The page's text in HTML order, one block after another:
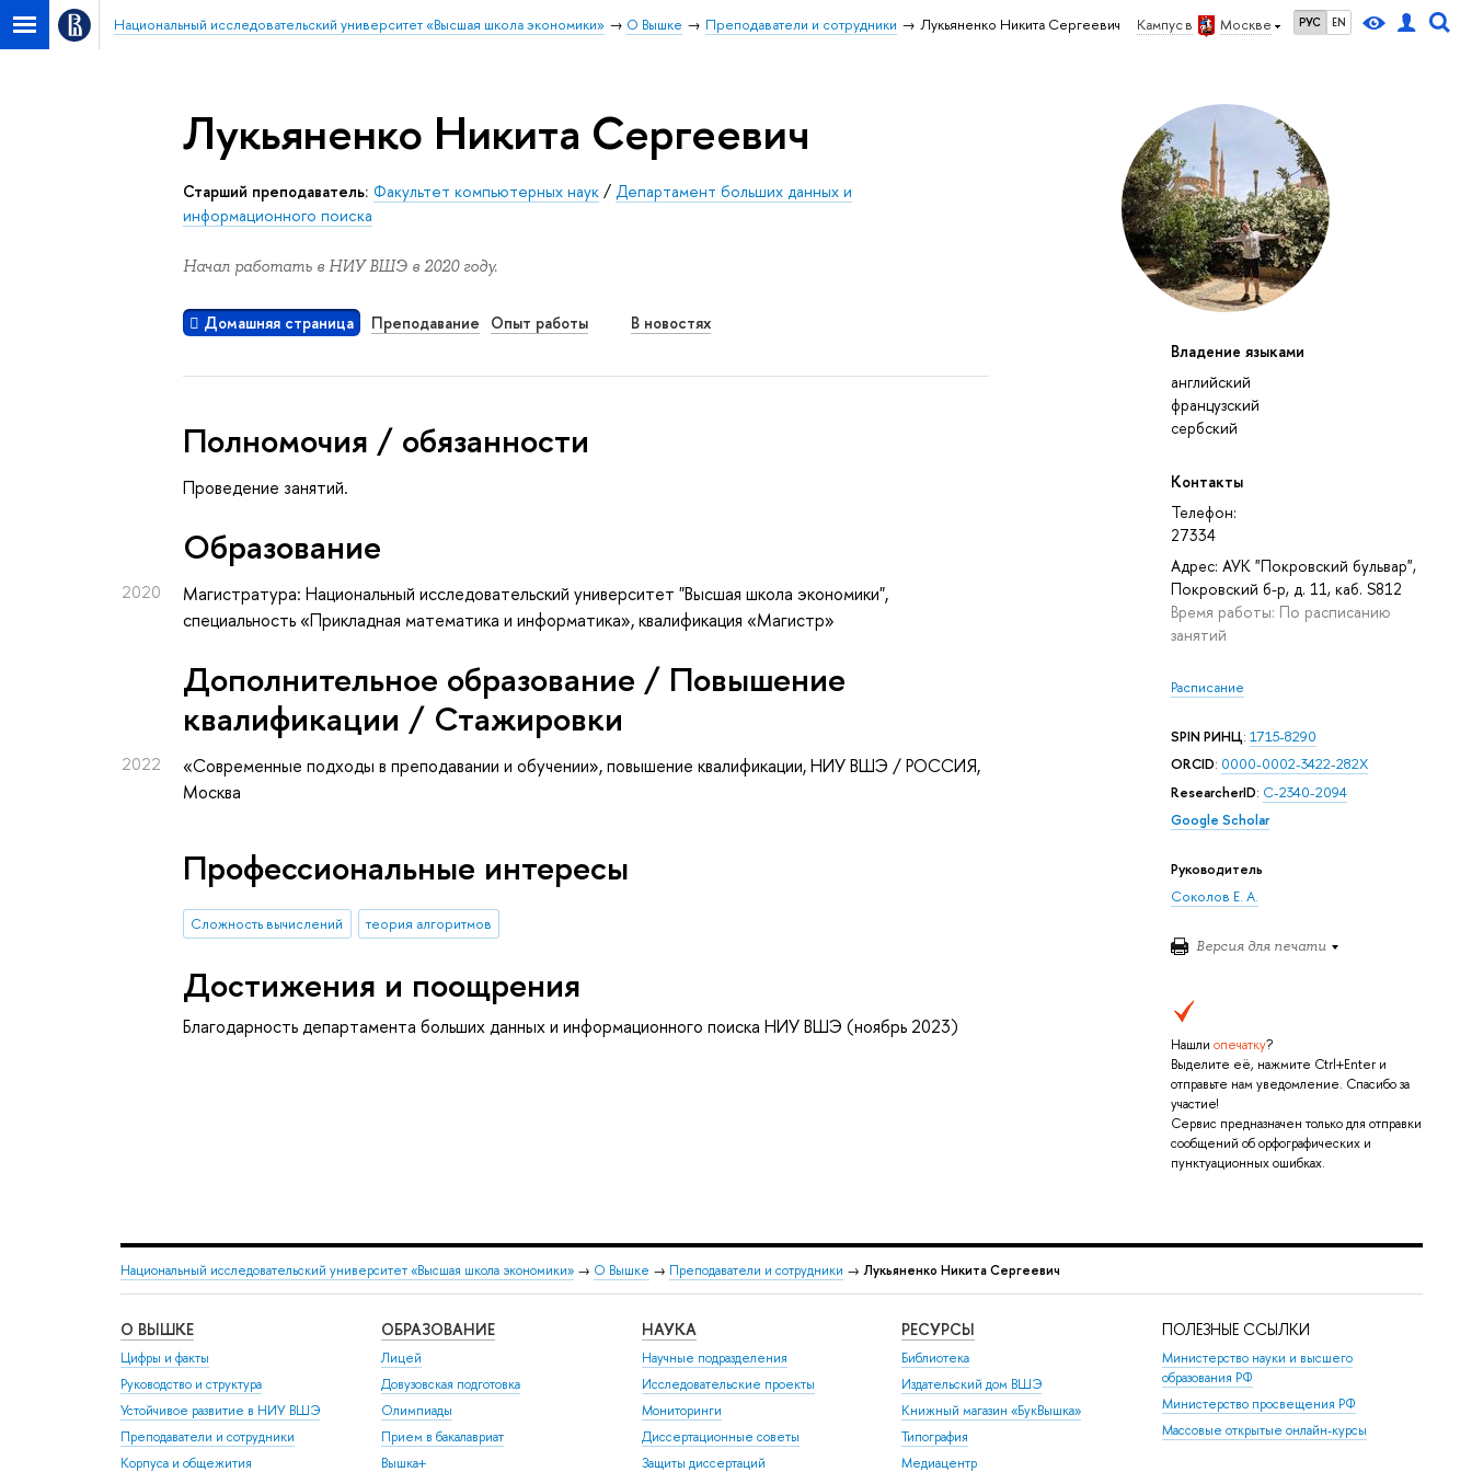
Кампус в Москве РУС EN
Национальный исследовательский университет «Высшая школа экономики» О Вышке Преподаватели и сотрудники Лукьяненко Никита Сергеевич
Владение языками
английский
французский
сербский
Контакты
Телефон:
27334
Адрес: АУК "Покровский бульвар",
Покровский б-р, д. 11, каб. S812
Время работы: По расписанию
занятий
Расписание
SPIN РИНЦ: 1715-8290
ORCID: 0000-0002-3422-282X
ResearcherID: C-2340-2094
Google Scholar
Руководитель
Соколов Е. А.
Версия для печати
Нашли опечатку?
Выделите её, нажмите Ctrl+Enter и
отправьте нам уведомление. Спасибо за
участие!
Сервис предназначен только для отправки
сообщений об орфографических и
пунктуационных ошибках.
Лукьяненко Никита Сергеевич
Старший преподаватель: Факультет компьютерных наук / Департамент больших данных и
информационного поиска
Начал работать в НИУ ВШЭ в 2020 году.
Домашняя страница Преподавание Опыт работы В новостях
Полномочия / обязанности
Проведение занятий.
Oбразование
2020
Магистратура: Национальный исследовательский университет "Высшая школа экономики",
специальность «Прикладная математика и информатика», квалификация «Магистр»
Дополнительное образование / Повышение
квалификации / Стажировки
2022 «Современные подходы в преподавании и обучении», повышение квалификации, НИУ ВШЭ / РОССИЯ,
Москва
Профессиональные интересы
Сложность вычислений теория алгоритмов
Достижения и поощрения
Благодарность департамента больших данных и информационного поиска НИУ ВШЭ (ноябрь 2023)
Национальный исследовательский университет «Высшая школа экономики» → О Вышке → Преподаватели и сотрудники → Лукьяненко Никита Сергеевич
О ВЫШКЕ
Цифры и факты
Руководство и структура
Устойчивое развитие в НИУ ВШЭ
Преподаватели и сотрудники
Корпуса и общежития
ОБРАЗОВАНИЕ
Лицей
Довузовская подготовка
Олимпиады
Прием в бакалавриат
Вышка+
НАУКА
Научные подразделения
Исследовательские проекты
Мониторинги
Диссертационные советы
Защиты диссертаций
РЕСУРСЫ
Библиотека
Издательский дом ВШЭ
Книжный магазин «БукВышка»
Типография
Медиацентр
ПОЛЕЗНЫЕ ССЫЛКИ
Министерство науки и высшего
образования РФ
Министерство просвещения РФ
Массовые открытые онлайн-курсы